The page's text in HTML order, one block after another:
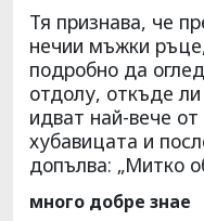
Тя признава, че
нечии мъжки
подробно да
отдолу, откъде
идват най-вече
хубавицата и
допълва: „Митко
много добре знае